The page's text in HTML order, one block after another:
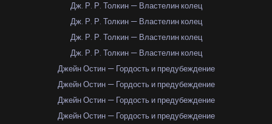
Дж. Р. Р. Толкин — Властелин колец
Дж. Р. Р. Толкин — Властелин колец
Дж. Р. Р. Толкин — Властелин колец
Дж. Р. Р. Толкин — Властелин колец
Джейн Остин — Гордость и предубеждение
Джейн Остин — Гордость и предубеждение
Джейн Остин — Гордость и предубеждение
Джейн Остин — Гордость и предубеждение